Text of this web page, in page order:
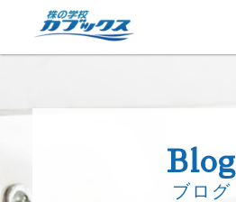
５分でわかるカブックス
Blog
ブログ